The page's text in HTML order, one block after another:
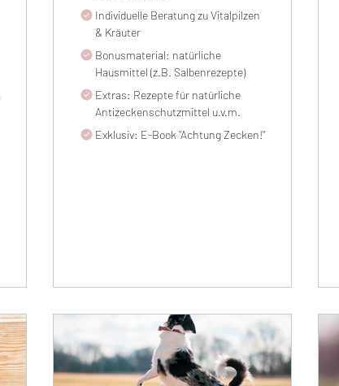
Individuelle Beratung zu Vitalpilzen
& Kräuter
Bonusmaterial: natürliche
Hausmittel (z.B. Salbenrezepte)
Extras: Rezepte für natürliche
Antizeckenschutzmittel u.v.m.
Exklusiv: E-Book "Achtung Zecken!"